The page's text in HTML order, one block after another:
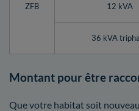
ZFB 12 kVA
36 kVA
Montant pour être
Que votre habitat soit